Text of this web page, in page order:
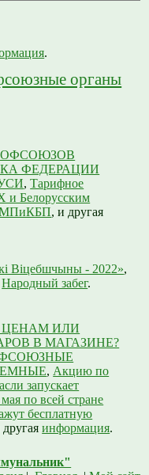
.
органы
ФЕДЕРАЦИИ
,Тарифное
Белорусским
МПиКБП, и другая
Віцебшчыны - 2022»,
Народный забег.
ЦЕНАМ ИЛИ
В МАГАЗИНЕ?
, Акцию по
запускает
по всей стране
бесплатную
другаяинформация.